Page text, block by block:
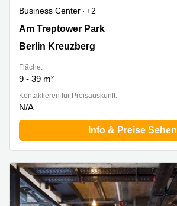
Business Center
+2
Am Treptower Park 75, Berlin Kreuzberg
Am Treptower Park
Berlin Kreuzberg
Fläche:
9 - 39 m²
Kontaktieren für Preisauskunft:
N/A
Info & Preise Sehen